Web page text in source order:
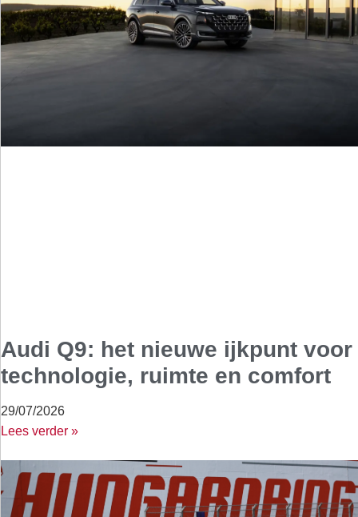
Audi Q9: het nieuwe ijkpunt voor
technologie, ruimte en comfort
29/07/2026
Lees verder »